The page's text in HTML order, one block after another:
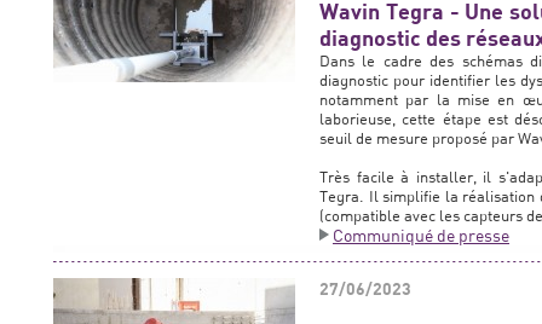
Wavin Tegra - Une
diagnostic des
Dans le cadre des schémas
diagnostic pour identifier les
notamment par la mise en
laborieuse, cette étape est
seuil de mesure proposé par
Très facile à installer, il
Tegra. Il simplifie la réalisation
(compatible avec les capteurs
Communiqué de presse
27/06/2023